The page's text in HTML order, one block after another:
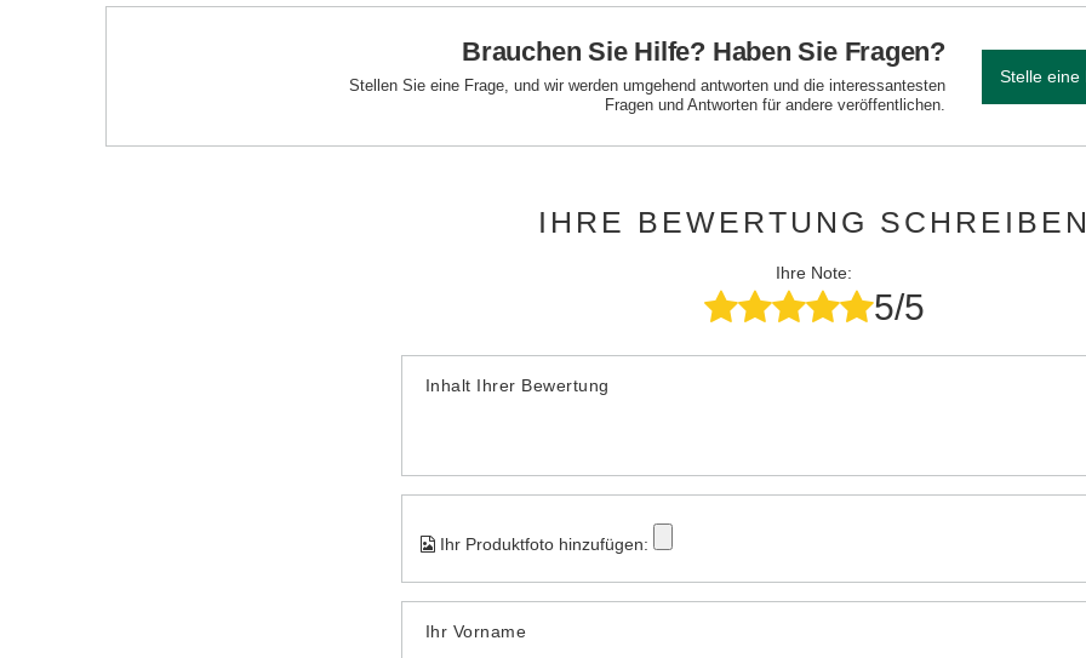
Brauchen Sie Hilfe? Haben Sie Fragen?
Stellen Sie eine Frage, und wir werden umgehend antworten und die interessantesten
Fragen und Antworten für andere veröffentlichen.
Stelle eine
IHRE BEWERTUNG SCHREIBEN
Ihre Note:
5/5
Inhalt Ihrer Bewertung
Ihr Produktfoto hinzufügen:
Ihr Vorname